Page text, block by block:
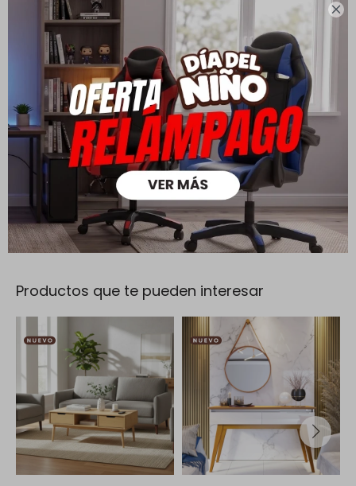

Cambios y Devoluciones
Todas las compras realizadas tienen un plazo de 5 días para
su cambio.
Ver mas
Medios de pago
Productos que te pueden interesar